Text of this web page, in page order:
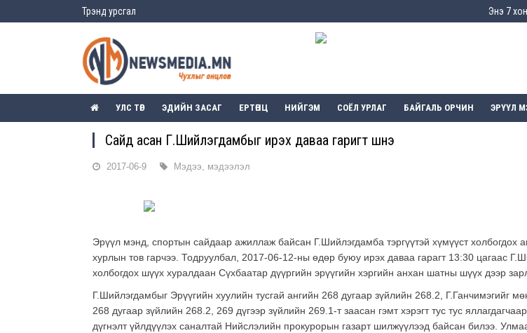
Трэнд урсгал Энэ 7
УЛС ТӨР ЭДИЙН ЗАСАГ ЕРТӨНЦ НИЙГЭМ СОЁЛ УРЛАГ БАЙГАЛЬ ОРЧИН ЭРҮҮЛ
Сайд асан Г.Шийлэгдамбыг ирэх даваа гаригт шүүнэ
2017-06-9 Мэдээ, мэдээлэл
Эрүүл мэнд, спортын сайдаар ажиллаж байсан Г.Шийлэгдамба тэргүүтэй хүмүүст холбогдох
хурлын тов гарчээ. Тодруулбал, 2017-06-12-ны өдөр буюу ирэх даваа гарагт 13:30 цагаас
холбогдох шүүх хуралдаан Сүхбаатар дүүргийн эрүүгийн хэргийн анхан шатны шүүх дээр
Г.Шийлэгдамбыг Эрүүгийн хуулийн тусгай ангийн 268 дугаар зүйлийн 268.2, Г.Ганчимэгийг
268 дугаар зүйлийн 268.2, 269 дүгээр зүйлийн 269.1-т заасан гэмт хэрэгт тус тус
дүгнэлт үйлдүүлэх саналтай Нийслэлийн прокурорын газарт шилжүүлээд байсан билээ.